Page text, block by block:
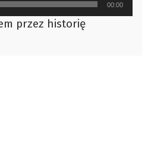
00:00
przez historię